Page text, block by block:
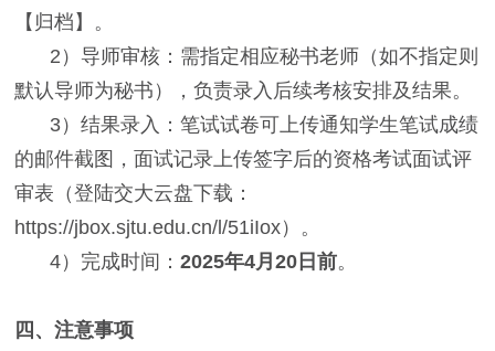
【归档】。
2）导师审核：需指定相应秘书老师（如不指定则
默认导师为秘书），负责录入后续考核安排及结果。
3）结果录入：笔试试卷可上传通知学生笔试成绩
的邮件截图，面试记录上传签字后的资格考试面试评
审表 （登陆交大云盘下载：
https://jbox.sjtu.edu.cn/l/51iIox） 。
4）完成时间：2025年4月20日前。
四、注意事项